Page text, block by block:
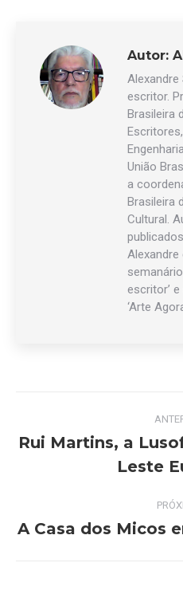
Autor:
Alexandre
escritor.
Brasileira
União
a
Brasileira
Cultural.
escritor’
‘Arte
Navegação
de
Rui Martins, a
Leste
A Casa dos Micos